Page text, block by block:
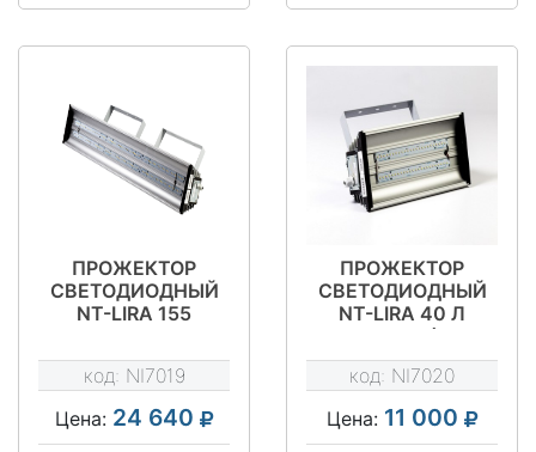
ПРОЖЕКТОР
СВЕТОДИОДНЫЙ
NT-LIRA 155
код: NI7019
Цена: 24 640
ПРОЖЕКТОР
СВЕТОДИОДНЫЙ
NT-LIRA 40 Л
(СП-15)
код: NI7020
Цена: 11 000